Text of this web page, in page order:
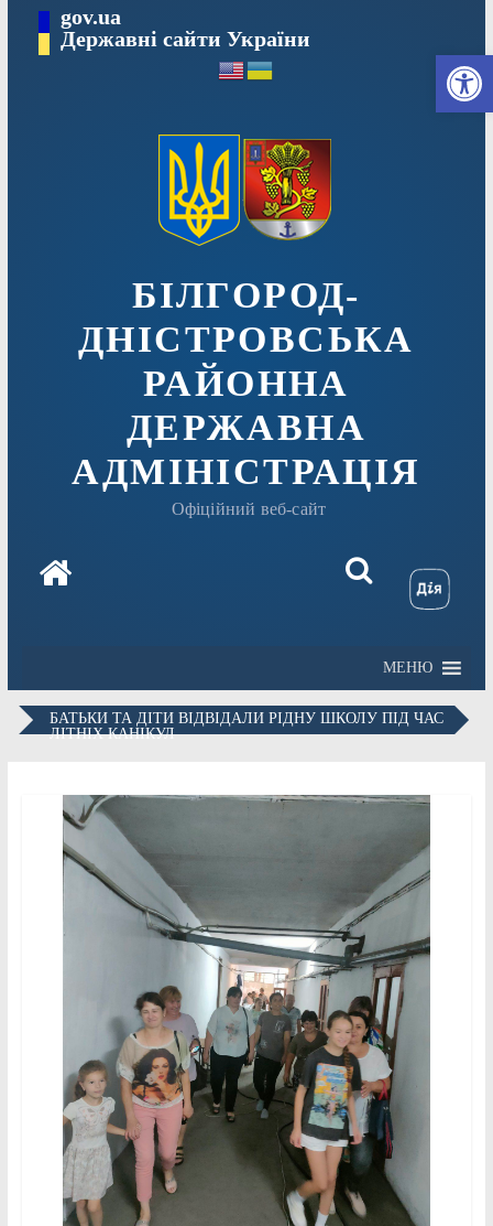
вмісту
gov.ua
Державні сайти України
БІЛГОРОД-
ДНІСТРОВСЬКА
РАЙОННА
ДЕРЖАВНА
АДМІНІСТРАЦІЯ
Офіційний веб-сайт
МЕНЮ
БАТЬКИ ТА ДІТИ ВІДВІДАЛИ РІДНУ ШКОЛУ ПІД ЧАС
ЛІТНІХ КАНІКУЛ